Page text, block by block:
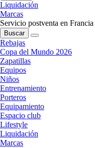
Liquidación
Marcas
Servicio postventa en Francia
Buscar
Rebajas
Copa del Mundo 2026
Zapatillas
Equipos
Niños
Entrenamiento
Porteros
Equipamiento
Espacio club
Lifestyle
Liquidación
Marcas